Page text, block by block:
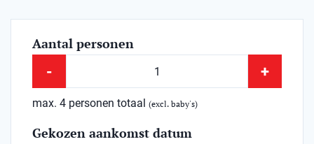
Aantal personen
- +
max. 4 personen totaal (excl. baby's)
Gekozen aankomst datum